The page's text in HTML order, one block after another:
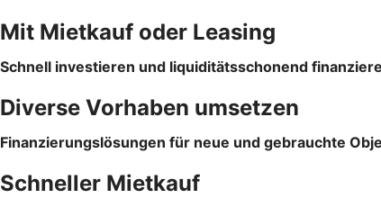
Mit Mietkauf oder Leasing
Schnell investieren und liquiditätsschonend
Diverse Vorhaben umsetzen
Finanzierungslösungen für neue und gebrauchte
Schneller Mietkauf